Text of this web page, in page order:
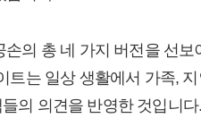
의 총 네 가지 버전을 선
트는 일상 생활에서 가족,
의 의견을 반영한 것입니다.